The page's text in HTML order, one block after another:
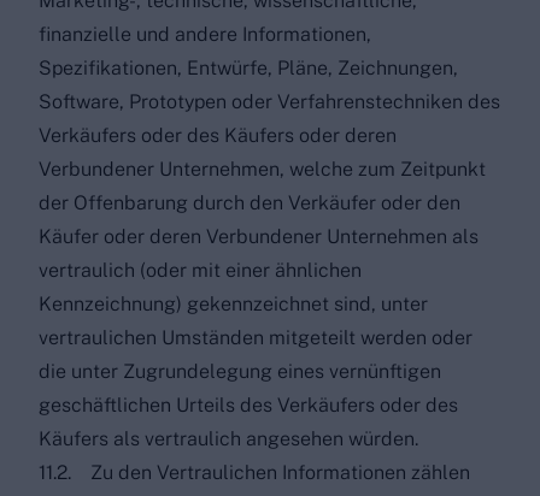
finanzielle und andere Informationen,
Spezifikationen, Entwürfe, Pläne, Zeichnungen,
Software, Prototypen oder Verfahrenstechniken des
Verkäufers oder des Käufers oder deren
Verbundener Unternehmen, welche zum Zeitpunkt
der Offenbarung durch den Verkäufer oder den
Käufer oder deren Verbundener Unternehmen als
vertraulich (oder mit einer ähnlichen
Kennzeichnung) gekennzeichnet sind, unter
vertraulichen Umständen mitgeteilt werden oder
die unter Zugrundelegung eines vernünftigen
geschäftlichen Urteils des Verkäufers oder des
Käufers als vertraulich angesehen würden.
11.2. Zu den Vertraulichen Informationen zählen